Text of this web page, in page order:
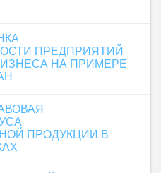
ПРЕДПРИЯТИЙ
НА ПРИМЕРЕ
ПРОДУКЦИИ В